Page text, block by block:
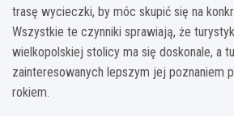
trasę wycieczki, by móc skupić się na
Wszystkie te czynniki sprawiają, że
wielkopolskiej stolicy ma się doskonale, a
zainteresowanych lepszym jej poznaniem
rokiem.